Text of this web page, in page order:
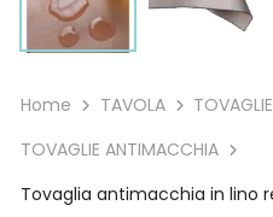
Home TAVOLA
TOVAGLIE
TOVAGLIE ANTIMACCHIA